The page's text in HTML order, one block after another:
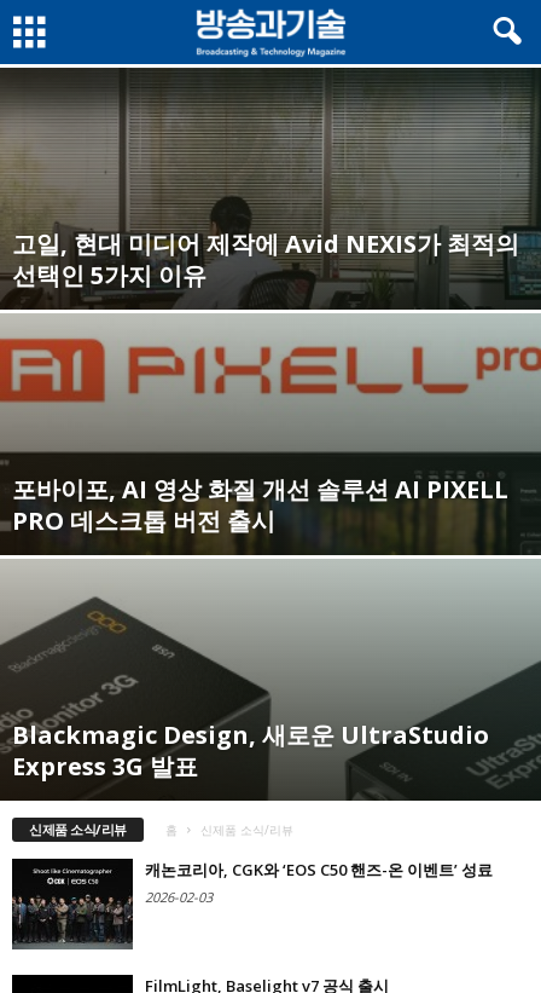
고일, 현대 미디어 제작에 Avid NEXIS가 최적의
선택인 5가지 이유
포바이포, AI 영상 화질 개선 솔루션 AI PIXELL
PRO 데스크톱 버전 출시
Blackmagic Design, 새로운 UltraStudio
Express 3G 발표
신제품 소식/리뷰 홈 신제품 소식/리뷰
캐논코리아, CGK와 ‘EOS C50 핸즈-온 이벤트’ 성료
2026-02-03
FilmLight, Baselight v7 공식 출시